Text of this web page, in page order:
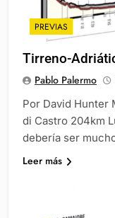
PREVIAS
Tirreno-
Pablo Palermo
Por David Hunter
di Castro 204km
debería ser
Leer más